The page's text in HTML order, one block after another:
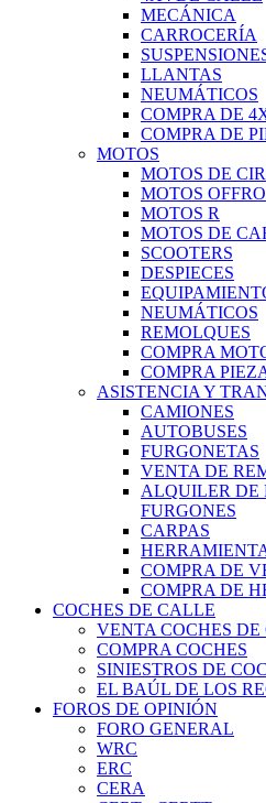
MECÁNICA
CARROCERÍA
LLANTAS
NEUMÁTICOS
COMPRA DE
COMPRA DE
MOTOS
MOTOS DE
MOTOS
MOTOS R
MOTOS DE
SCOOTERS
DESPIECES
NEUMÁTICOS
REMOLQUES
COMPRA
COMPRA
ASISTENCIA Y
CAMIONES
AUTOBUSES
FURGONETAS
VENTA DE
ALQUILER DE
FURGONES
CARPAS
COMPRA DE
COMPRA DE
COCHES DE CALLE
VENTA COCHES
COMPRA COCHES
SINIESTROS DE
EL BAÚL DE LOS
FOROS DE OPINIÓN
FORO GENERAL
WRC
ERC
CERA